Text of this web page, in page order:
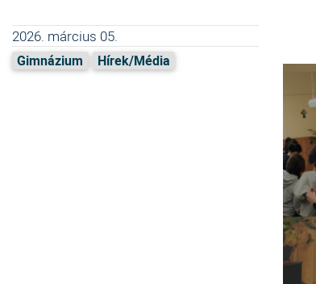
2026. március 05.
Gimnázium Hírek/Média